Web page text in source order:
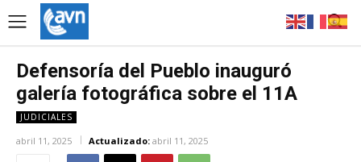
Defensoría del Pueblo inauguró
galería fotográfica sobre el 11A
JUDICIALES
abril 11, 2025 Actualizado: abril 11, 2025